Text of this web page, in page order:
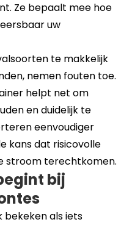
Ze bepaalt mee hoe
uw
te makkelijk
nemen fouten toe.
helpt net om
en duidelijk te
eenvoudiger
kans dat risicovolle
stroom terechtkomen.
bij
bekeken als iets